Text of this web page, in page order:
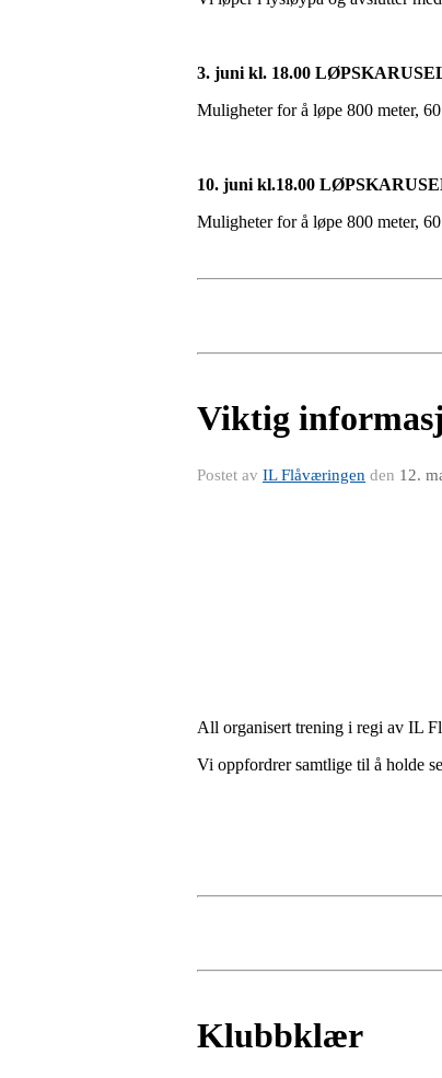
3. juni kl. 18.00 LØ
Muligheter for å løpe 800 meter,
10. juni kl.18.00 LØ
Muligheter for å løpe 800 meter,
Viktig
Postet av IL Flåværingen den 12.
All organisert trening i regi av IL
Vi oppfordrer samtlige til å holde
Klubbklær